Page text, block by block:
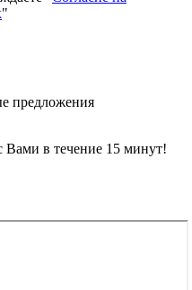
"
предложения
Вами в течение 15 минут!